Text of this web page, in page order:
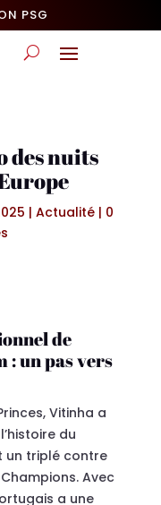
PSG
des nuits
|Actualité | 0
de
: un pas vers
Vitinha a
du
un triplé contre
Avec
a une